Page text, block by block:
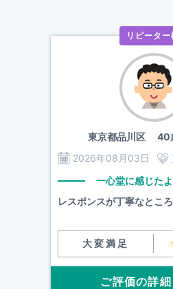
リピーター
東京都品川区40
2026年08月03日
一心堂に感じた
レスポンスが丁寧なところ
大変満足
ご評価の詳